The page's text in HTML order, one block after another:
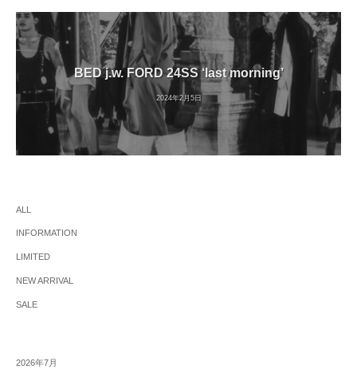
BED j.w. FORD 24SS ‘last morning’
2024年2月5日
ALL
INFORMATION
LIMITED
NEW ARRIVAL
SALE
2026年7月